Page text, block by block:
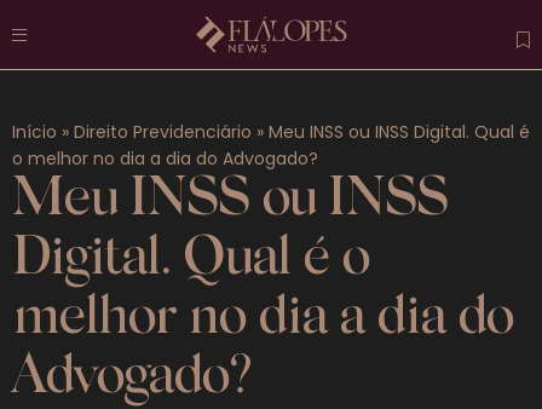
Destaques
Previdenciário
Trabalhista
Penal
Mais categorias
Início » Direito Previdenciário » Meu INSS ou INSS Digital. Qual é
o melhor no dia a dia do Advogado?
Meu INSS ou INSS
Digital. Qual é o
melhor no dia a dia do
Advogado?